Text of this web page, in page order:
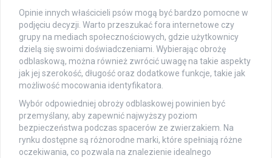
Opinie innych właścicieli psów mogą być bardzo pomocne w
podjęciu decyzji. Warto przeszukać fora internetowe czy
grupy na mediach społecznościowych, gdzie użytkownicy
dzielą się swoimi doświadczeniami. Wybierając obrożę
odblaskową, można również zwrócić uwagę na takie aspekty
jak jej szerokość, długość oraz dodatkowe funkcje, takie jak
możliwość mocowania identyfikatora.
Wybór odpowiedniej obroży odblaskowej powinien być
przemyślany, aby zapewnić najwyższy poziom
bezpieczeństwa podczas spacerów ze zwierzakiem. Na
rynku dostępne są różnorodne marki, które spełniają różne
oczekiwania, co pozwala na znalezienie idealnego